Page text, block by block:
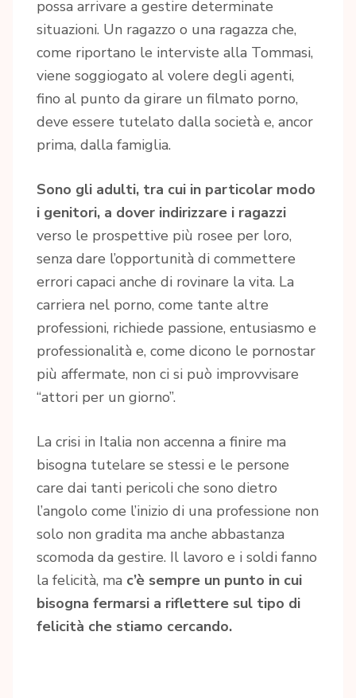
possa arrivare a gestire determinate
situazioni. Un ragazzo o una ragazza che,
come riportano le interviste alla Tommasi,
viene soggiogato al volere degli agenti,
fino al punto da girare un filmato porno,
deve essere tutelato dalla società e, ancor
prima, dalla famiglia.
Sono gli adulti, tra cui in particolar modo
i genitori, a dover indirizzare i ragazzi
verso le prospettive più rosee per loro,
senza dare l’opportunità di commettere
errori capaci anche di rovinare la vita. La
carriera nel porno, come tante altre
professioni, richiede passione, entusiasmo e
professionalità e, come dicono le pornostar
più affermate, non ci si può improvvisare
“attori per un giorno”.
La crisi in Italia non accenna a finire ma
bisogna tutelare se stessi e le persone
care dai tanti pericoli che sono dietro
l’angolo come l’inizio di una professione non
solo non gradita ma anche abbastanza
scomoda da gestire. Il lavoro e i soldi fanno
la felicità, ma c’è sempre un punto in cui
bisogna fermarsi a riflettere sul tipo di
felicità che stiamo cercando.